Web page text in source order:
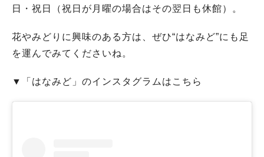
日・祝日（祝日が月曜の場合はその翌日も休館）。
花やみどりに興味のある方は、ぜひ“はなみど”にも足
を運んでみてくださいね。
▼「はなみど」のインスタグラムはこちら